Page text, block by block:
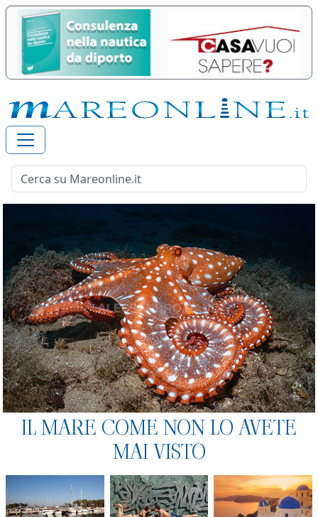
IL MARE COME NON LO AVETE
MAI VISTO